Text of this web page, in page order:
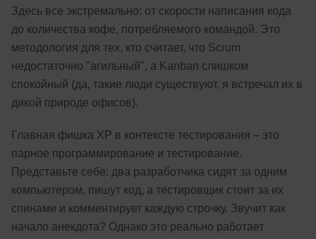
Здесь все экстремально: от скорости написания кода
до количества кофе, потребляемого командой. Это
методология для тех, кто считает, что Scrum
недостаточно "агильный", а Kanban слишком
спокойный (да, такие люди существуют, я встречал их в
дикой природе офисов).
Главная фишка XP в контексте тестирования – это
парное программирование и тестирование.
Представьте себе: два разработчика сидят за одним
компьютером, пишут код, а тестировщик стоит за их
спинами и комментирует каждую строчку. Звучит как
начало анекдота? Однако это реально работает